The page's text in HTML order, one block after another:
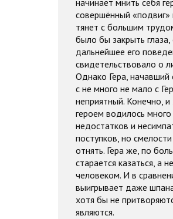
начинает мнить себя
совершённый «подвиг»
тянет с большим
было бы закрыть глаза,
дальнейшее его
свидетельствовало о
Однако Гера, начавший
с не много не мало с
неприятный. Конечно,
героем водилось много
недостатков и
поступков, но
отнять. Гера же, по
старается казаться, а
человеком. И в
выигрывает даже
хотя бы не
являются.